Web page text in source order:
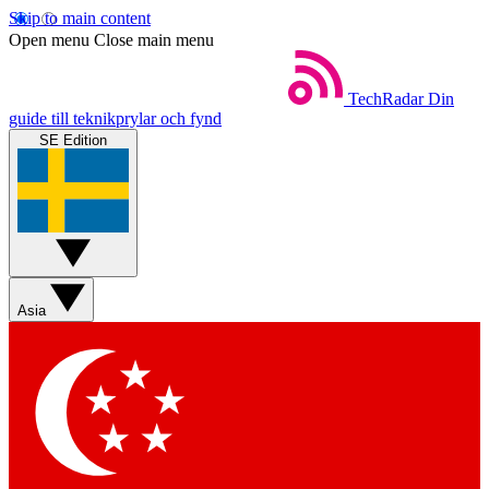
Skip to main content
Open menu Close main menu
TechRadar Din
guide till teknikprylar och fynd
SE Edition
Asia